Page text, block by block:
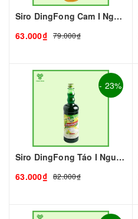
Siro DingFong Cam I Nguyên Liệu Pha Chế - Tobee Food
63.000₫ 79.000₫
- 23%
Siro DingFong Táo I Nguyên Liệu Pha Chế - Tobee Food
63.000₫ 82.000₫